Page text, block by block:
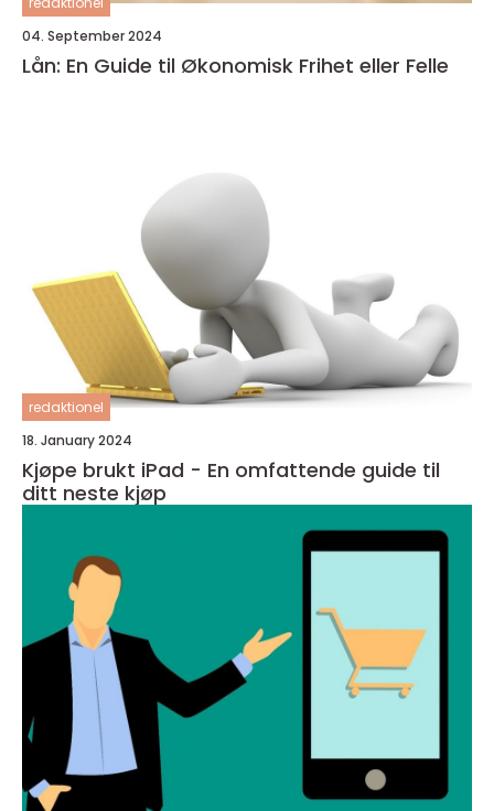
04. September 2024
Lån: En Guide til Økonomisk Frihet eller Felle
redaktionel
18. January 2024
Kjøpe brukt iPad - En omfattende guide til
ditt neste kjøp